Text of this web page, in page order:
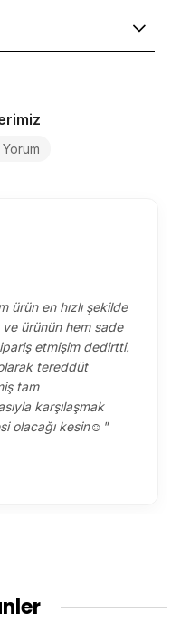
şekilde
ve ürünün hem sade
tereddüt
tam
karşılaşmak
olacağı kesin☺️"